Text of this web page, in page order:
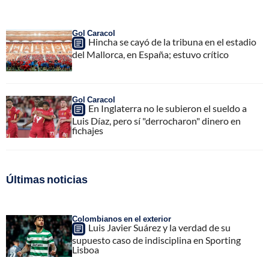
Gol Caracol
Hincha se cayó de la tribuna en el estadio
del Mallorca, en España; estuvo crítico
Gol Caracol
En Inglaterra no le subieron el sueldo a
Luis Díaz, pero sí "derrocharon" dinero en
fichajes
Últimas noticias
Colombianos en el exterior
Luis Javier Suárez y la verdad de su
supuesto caso de indisciplina en Sporting
Lisboa